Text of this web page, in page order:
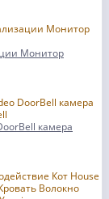
Монитор
камера